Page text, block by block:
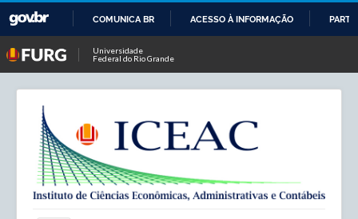
O
CONTEÚDO
COMUNICA BR ACESSO À INFORMAÇÃO
Universidade
Federal do Rio Grande